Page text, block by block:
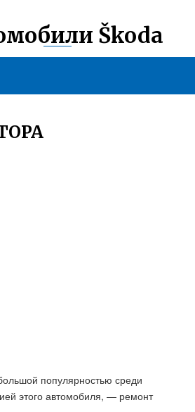
Škoda
популярностью среди
этого автомобиля, — ремонт